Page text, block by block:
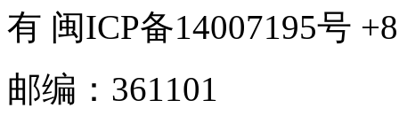
有 闽ICP备14007195号
邮编：361101